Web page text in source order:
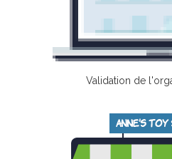
Validation de